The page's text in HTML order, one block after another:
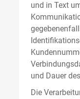
und in Text
und Dauer
Die